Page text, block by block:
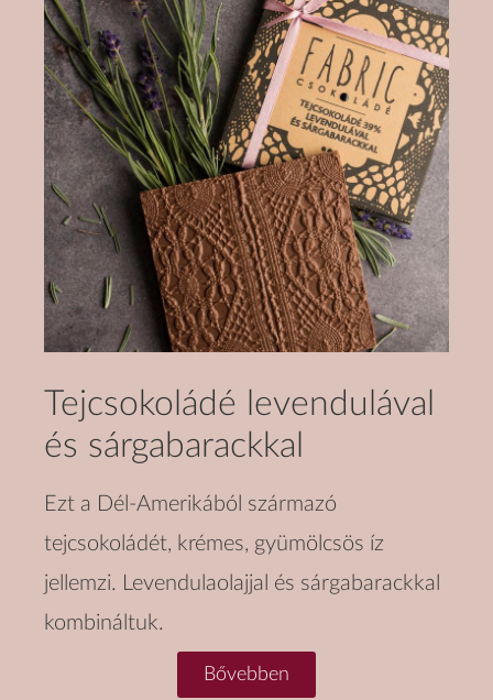
Tejcsokoládé levendulával
és sárgabarackkal
Ezt a Dél-Amerikából származó
tejcsokoládét, krémes, gyümölcsös íz
jellemzi. Levendulaolajjal és sárgabarackkal
kombináltuk.
Bővebben